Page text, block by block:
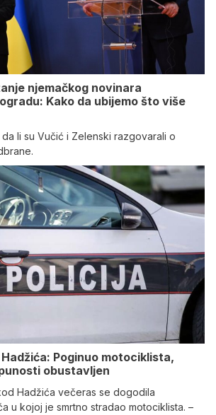
njemačkog novinara
Kako da ubijemo što više
li su Vučić i Zelenski razgovarali o
Poginuo motociklista,
obustavljen
Hadžića večeras se dogodila
u kojoj je smrtno stradao motociklista. –